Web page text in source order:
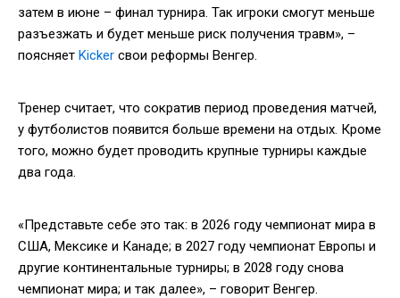
затем в июне – финал турнира. Так игроки смогут меньше
разъезжать и будет меньше риск получения травм», –
поясняет Kicker свои реформы Венгер.
Тренер считает, что сократив период проведения матчей,
у футболистов появится больше времени на отдых. Кроме
того, можно будет проводить крупные турниры каждые
два года.
«Представьте себе это так: в 2026 году чемпионат мира в
США, Мексике и Канаде; в 2027 году чемпионат Европы и
другие континентальные турниры; в 2028 году снова
чемпионат мира; и так далее», – говорит Венгер.